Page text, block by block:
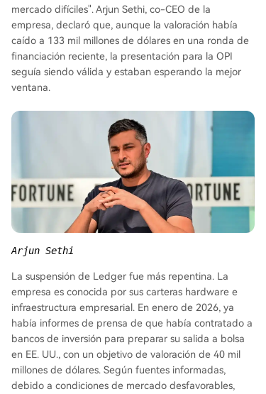
mercado difíciles". Arjun Sethi, co-CEO de la
empresa, declaró que, aunque la valoración había
caído a 133 mil millones de dólares en una ronda de
financiación reciente, la presentación para la OPI
seguía siendo válida y estaban esperando la mejor
ventana.
Arjun Sethi
La suspensión de Ledger fue más repentina. La
empresa es conocida por sus carteras hardware e
infraestructura empresarial. En enero de 2026, ya
había informes de prensa de que había contratado a
bancos de inversión para preparar su salida a bolsa
en EE. UU., con un objetivo de valoración de 40 mil
millones de dólares. Según fuentes informadas,
debido a condiciones de mercado desfavorables,